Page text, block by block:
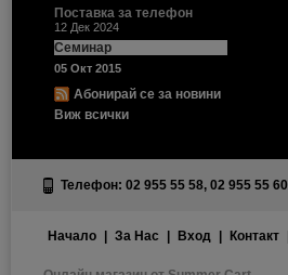
Поставка за телефон
12 Дек 2024
Семинар
05 Окт 2015
Абонирай се за новини
Виж всички
Телефон: 02 955 55 58, 02 955 55 60
Начало За Нас Вход Контакт